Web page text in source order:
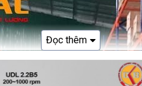
Đọc thêm